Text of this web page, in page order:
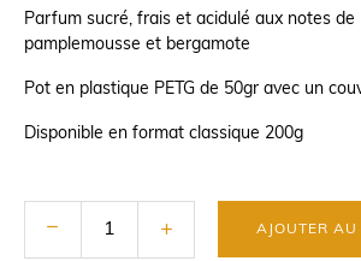
Parfum sucré, frais et acidulé aux notes de
pamplemousse et bergamote
Pot en plastique PETG de 50gr avec un
Disponible en format classique 200g
AJOUTER AU